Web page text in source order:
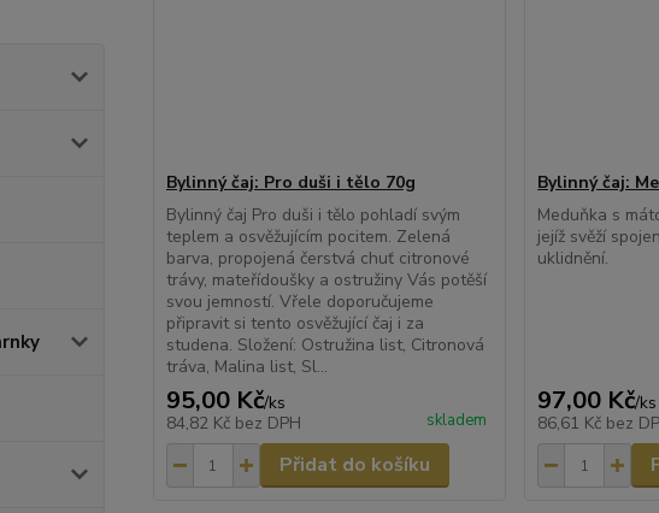
Bylinný čaj: Pro duši i tělo 70g
Bylinný čaj Pro duši i tělo pohladí svým
teplem a osvěžujícím pocitem. Zelená
barva, propojená čerstvá chuť citronové
trávy, mateřídoušky a ostružiny Vás potěší
svou jemností. Vřele doporučujeme
připravit si tento osvěžující čaj i za
studena. Složení: Ostružina list, Citronová
tráva, Malina list, Sl...
95,00 Kč/ks
84,82 Kč bez DPH skladem
Přidat do košíku
Bylinný čaj:
Meduňka s
jejíž svěží
uklidnění.
97,00 Kč/ks
86,61 Kč bez